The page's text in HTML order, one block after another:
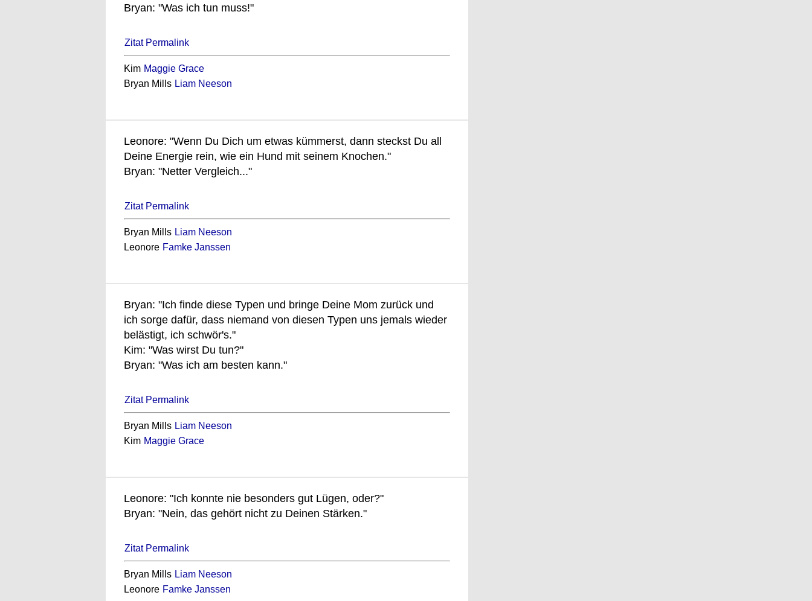
Bryan: "Was ich tun muss!"
Zitat Permalink
Kim Maggie Grace
Bryan Mills Liam Neeson
Leonore: "Wenn Du Dich um etwas kümmerst, dann steckst Du all
Deine Energie rein, wie ein Hund mit seinem Knochen."
Bryan: "Netter Vergleich..."
Zitat Permalink
Bryan Mills Liam Neeson
Leonore Famke Janssen
Bryan: "Ich finde diese Typen und bringe Deine Mom zurück und
ich sorge dafür, dass niemand von diesen Typen uns jemals wieder
belästigt, ich schwör's."
Kim: "Was wirst Du tun?"
Bryan: "Was ich am besten kann."
Zitat Permalink
Bryan Mills Liam Neeson
Kim Maggie Grace
Leonore: "Ich konnte nie besonders gut Lügen, oder?"
Bryan: "Nein, das gehört nicht zu Deinen Stärken."
Zitat Permalink
Bryan Mills Liam Neeson
Leonore Famke Janssen